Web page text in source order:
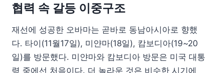
협력 속 갈등 이중구조
재선에 성공한 오바마는 곧바로 동남아시아로 향했
다. 타이(11월17일), 미얀마(18일), 캄보디아(19~20
일)를 방문했다. 미얀마와 캄보디아 방문은 미국 대통
령 중에선 처음이다. 더 놀라운 것은 비슷한 시기에